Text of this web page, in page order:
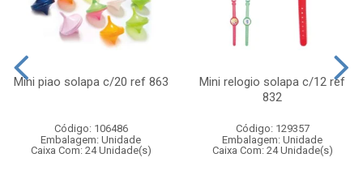
Mini piao solapa c/20 ref 863
Código: 106486
Embalagem: Unidade
Caixa Com: 24 Unidade(s)
Mini relogio solapa c/12 ref
832
Código: 129357
Embalagem: Unidade
Caixa Com: 24 Unidade(s)